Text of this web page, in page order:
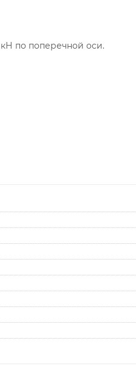
по поперечной оси.